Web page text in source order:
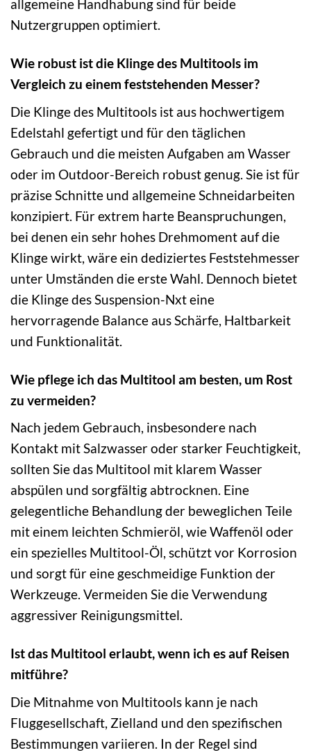
allgemeine Handhabung sind für beide
Nutzergruppen optimiert.
Wie robust ist die Klinge des Multitools im
Vergleich zu einem feststehenden Messer?
Die Klinge des Multitools ist aus hochwertigem
Edelstahl gefertigt und für den täglichen
Gebrauch und die meisten Aufgaben am Wasser
oder im Outdoor-Bereich robust genug. Sie ist für
präzise Schnitte und allgemeine Schneidarbeiten
konzipiert. Für extrem harte Beanspruchungen,
bei denen ein sehr hohes Drehmoment auf die
Klinge wirkt, wäre ein dediziertes Feststehmesser
unter Umständen die erste Wahl. Dennoch bietet
die Klinge des Suspension-Nxt eine
hervorragende Balance aus Schärfe, Haltbarkeit
und Funktionalität.
Wie pflege ich das Multitool am besten, um Rost
zu vermeiden?
Nach jedem Gebrauch, insbesondere nach
Kontakt mit Salzwasser oder starker Feuchtigkeit,
sollten Sie das Multitool mit klarem Wasser
abspülen und sorgfältig abtrocknen. Eine
gelegentliche Behandlung der beweglichen Teile
mit einem leichten Schmieröl, wie Waffenöl oder
ein spezielles Multitool-Öl, schützt vor Korrosion
und sorgt für eine geschmeidige Funktion der
Werkzeuge. Vermeiden Sie die Verwendung
aggressiver Reinigungsmittel.
Ist das Multitool erlaubt, wenn ich es auf Reisen
mitführe?
Die Mitnahme von Multitools kann je nach
Fluggesellschaft, Zielland und den spezifischen
Bestimmungen variieren. In der Regel sind